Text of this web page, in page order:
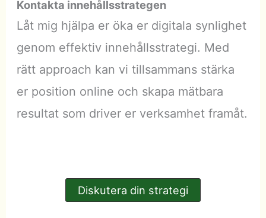
Kontakta innehållsstrategen
Låt mig hjälpa er öka er digitala synlighet
genom effektiv innehållsstrategi. Med
rätt approach kan vi tillsammans stärka
er position online och skapa mätbara
resultat som driver er verksamhet framåt.
Diskutera din strategi